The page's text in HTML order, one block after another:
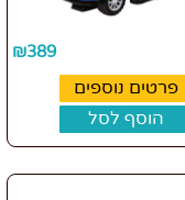
₪389
פרטים נוספים
הוסף לסל